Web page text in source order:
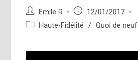
Auteur/autrice
de
Emile R
Publication
publiée :
12/01/2017
PostHaute-Fidélité / Quoi de neuf